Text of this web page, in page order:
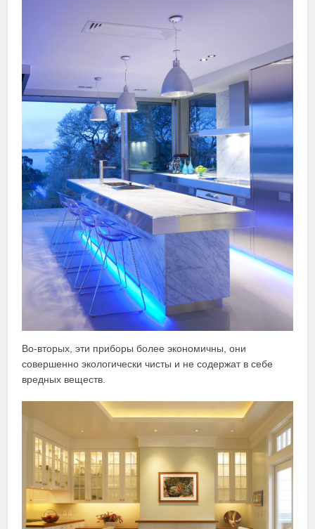
Во-вторых, эти приборы более экономичны, они
совершенно экологически чисты и не содержат в себе
вредных веществ.